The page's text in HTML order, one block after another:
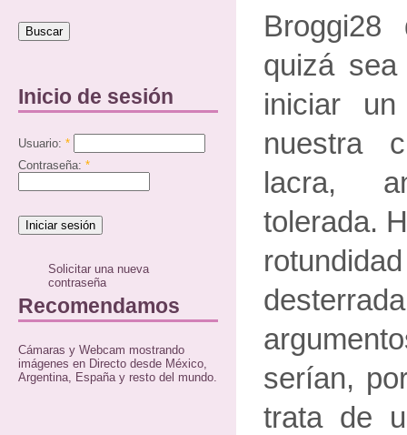
Inicio de sesión
Usuario: *
Contraseña: *
Solicitar una nueva
contraseña
Recomendamos
Cámaras y Webcam mostrando
imágenes en Directo desde México,
Argentina, España y resto del mundo.
Broggi28
quizá
iniciar
nuestra
lacra,
tolerada.
serían,
trata de